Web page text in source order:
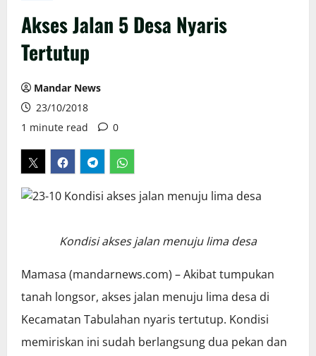
Akses Jalan 5 Desa Nyaris
Tertutup
Mandar News
23/10/2018
1 minute read
0
Kondisi akses jalan menuju lima desa
Mamasa (mandarnews.com) – Akibat tumpukan
tanah longsor, akses jalan menuju lima desa di
Kecamatan Tabulahan nyaris tertutup. Kondisi
memiriskan ini sudah berlangsung dua pekan dan